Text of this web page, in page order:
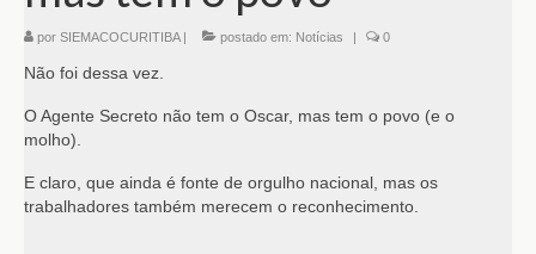
por SIEMACOCURITIBA| postado em: Notícias | 0
Não foi dessa vez.
O Agente Secreto não tem o Oscar, mas tem o povo (e o
molho).
E claro, que ainda é fonte de orgulho nacional, mas os
trabalhadores também merecem o reconhecimento.